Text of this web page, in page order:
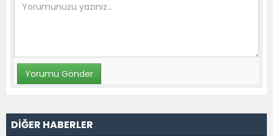
DİĞER HABERLER